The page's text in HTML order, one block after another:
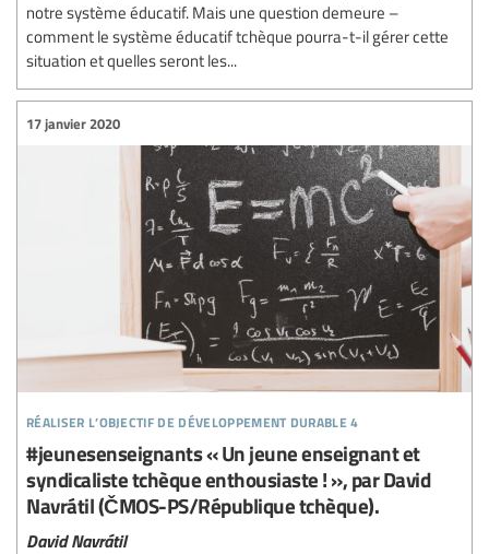
notre système éducatif. Mais une question demeure –
comment le système éducatif tchèque pourra-t-il gérer cette
situation et quelles seront les...
réaliser l’objectif de développement durable 4
17 janvier 2020
#jeunesenseignants « Un jeune enseignant et
syndicaliste tchèque enthousiaste ! », par David
Navrátil (ČMOS-PS/République tchèque).
David Navrátil